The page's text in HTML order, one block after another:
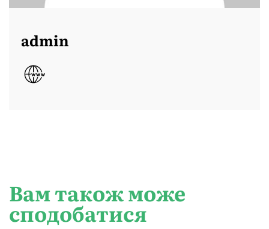
admin
Вам також може
сподобатися